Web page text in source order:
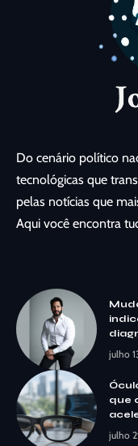
Do cenário político
tecnológicas que
pelas notícias que
Aqui você encontra
julho
que
julho